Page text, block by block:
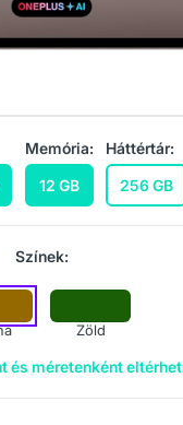
Memória:
12 GB
Háttértár:
256 GB
Színek:
Zöld
és méretenként